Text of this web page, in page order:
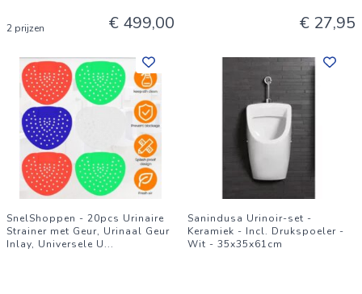
2 prijzen € 499,00 € 27,95
SnelShoppen - 20pcs Urinaire
Strainer met Geur, Urinaal Geur
Inlay, Universele U...
Sanindusa Urinoir-set -
Keramiek - Incl. Drukspoeler -
Wit - 35x35x61cm